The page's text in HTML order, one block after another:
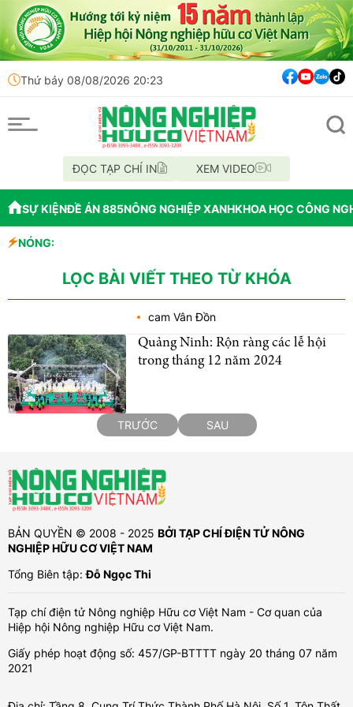
Thứ bảy 08/08/2026 20:23
ĐỌC TẠP CHÍ IN XEM VIDEO
SỰ KIỆNĐỀ ÁN 885NÔNG NGHIỆP XANHKHOA HỌC CÔNG
NÓNG:
LỌC BÀI VIẾT THEO TỪ KHÓA
cam Vân Đồn
Quảng Ninh: Rộn ràng các lễ hội
trong tháng 12 năm 2024
TRƯỚC SAU
BẢN QUYỀN © 2008 - 2025 BỞI TẠP CHÍ ĐIỆN TỬ NÔNG
NGHIỆP HỮU CƠ VIỆT NAM
Tổng Biên tập:Đỗ Ngọc Thi
Tạp chí điện tử Nông nghiệp Hữu cơ Việt Nam - Cơ quan của
Hiệp hội Nông nghiệp Hữu cơ Việt Nam.
Giấy phép hoạt động số: 457/GP-BTTTT ngày 20 tháng 07 năm
2021